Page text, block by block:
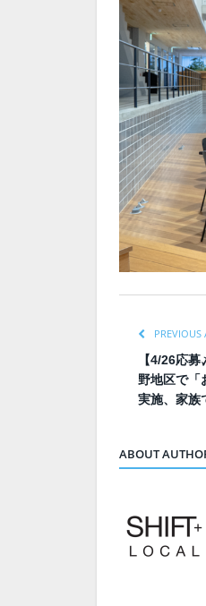
PREVIOUS
【4/26応
野地区で「
実施、家族
ABOUT